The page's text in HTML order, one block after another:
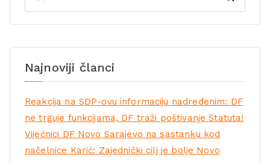
Najnoviji članci
Reakcija na SDP-ovu informaciju nadređenim: DF
ne trguje funkcijama, DF traži poštivanje Statuta!
Vijećnici DF Novo Sarajevo na sastanku kod
načelnice Karić: Zajednički cilj je bolje Novo